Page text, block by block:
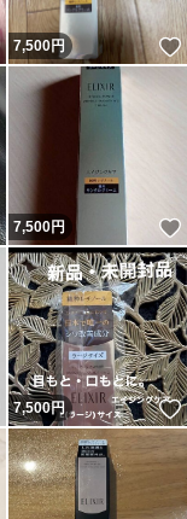
いいね！
7,500円
いいね！
7,500円
いいね！
7,500円